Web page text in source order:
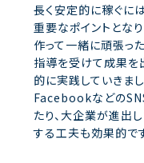
長く安定的に稼ぐに
重要なポイントとな
作って一緒に頑張っ
指導を受けて成果を
的に実践していきま
Facebookなどの
たり、大企業が進出
する工夫も効果的です